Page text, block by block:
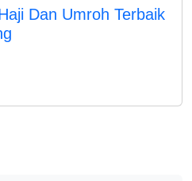
Dan Umroh Terbaik